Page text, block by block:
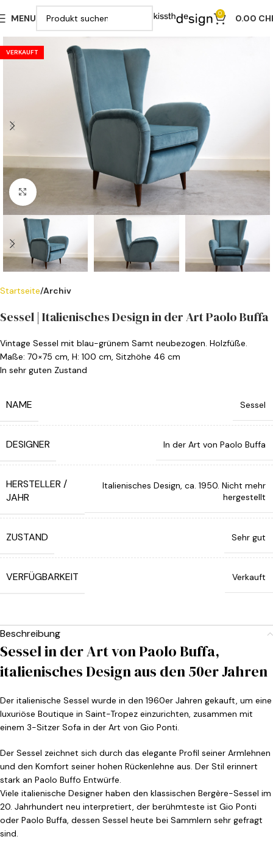
MENU 0 0.00
VERKAUFT
Klicken zu vergrößern
Startseite Archiv
Sessel | Italienisches Design in der Art Paolo Buffa
Vintage Sessel mit blau-grünem Samt neubezogen. Holzfüße.
Maße: 70×75 cm, H: 100 cm, Sitzhöhe 46 cm
In sehr guten Zustand
NAME Sessel
DESIGNER In der Art von Paolo Buffa
HERSTELLER /
JAHR
Italienisches Design, ca. 1950. Nicht mehr
hergestellt
ZUSTAND Sehr gut
VERFÜGBARKEIT Verkauft
Beschreibung
Sessel in der Art von Paolo Buffa,
italienisches Design aus den 50er Jahren
Der italienische Sessel wurde in den 1960er Jahren gekauft, um eine
luxuriöse Boutique in Saint-Tropez einzurichten, zusammen mit
einem 3-Sitzer Sofa in der Art von Gio Ponti.
Der Sessel zeichnet sich durch das elegante Profil seiner Armlehnen
und den Komfort seiner hohen Rückenlehne aus. Der Stil erinnert
stark an Paolo Buffo Entwürfe.
Viele italienische Designer haben den klassischen Bergère-Sessel im
20. Jahrhundert neu interpretiert, der berühmteste ist Gio Ponti
oder Paolo Buffa, dessen Sessel heute bei Sammlern sehr gefragt
sind.